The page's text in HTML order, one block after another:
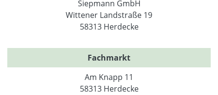
Siepmann GmbH
Wittener Landstraße 19
58313 Herdecke
Fachmarkt
Am Knapp 11
58313 Herdecke